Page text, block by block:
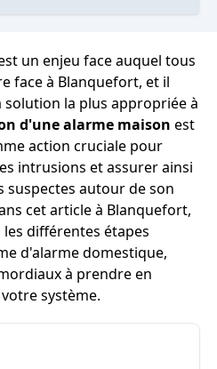
un enjeu face auquel tous
face à Blanquefort, et il
la plus appropriée à
d'une alarme maison est
action cruciale pour
intrusions et assurer ainsi
suspectes autour de son
cet article à Blanquefort,
différentes étapes
d'alarme domestique,
à prendre en
système.